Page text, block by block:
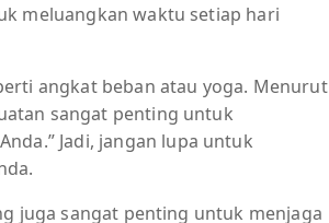
meluangkan waktu setiap hari
angkat beban atau yoga. Menurut
sangat penting untuk
Jadi, jangan lupa untuk
juga sangat penting untuk menjaga